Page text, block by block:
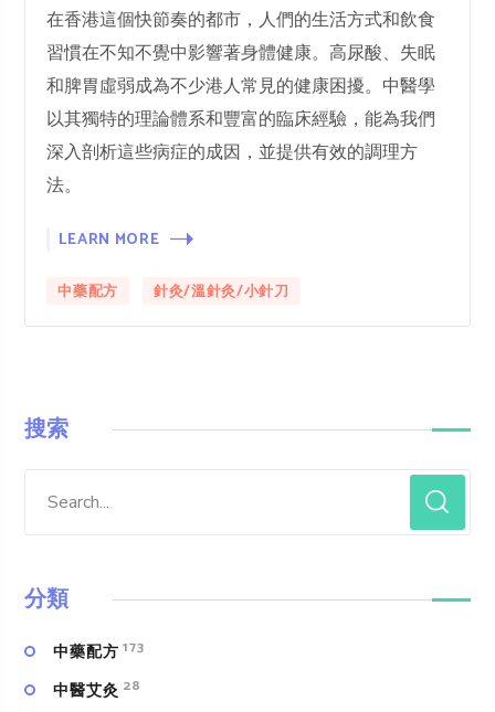
在香港這個快節奏的都市，人們的生活方式和飲食
習慣在不知不覺中影響著身體健康。高尿酸、失眠
和脾胃虛弱成為不少港人常見的健康困擾。中醫學
以其獨特的理論體系和豐富的臨床經驗，能為我們
深入剖析這些病症的成因，並提供有效的調理方
法。
LEARN MORE
中藥配方 針灸/溫針灸/小針刀
搜索
分類
中藥配方 173
中醫艾灸 28